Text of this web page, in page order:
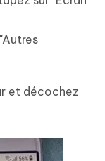
et décochez